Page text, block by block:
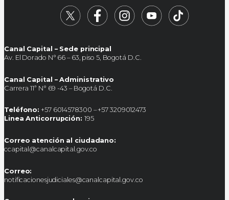
Canal Capital – Sede principal
Av. El Dorado N° 66 – 63, piso 5, Bogotá D.C.
Canal Capital – Administrativo
Carrera 11ª N° 69 -43 – Bogotá D.C.
Teléfono: +57 6014578300 – +57 3209012473
Linea Anticorrupción: 195
Correo atención al ciudadano:
ccapital@canalcapital.gov.co
Correo:
notificacionesjudiciales@canalcapital.gov.co